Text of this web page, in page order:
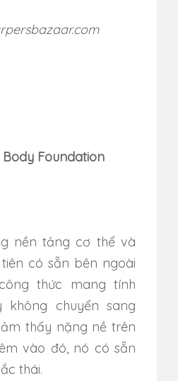
Foundation
nền tảng cơ thể và
có sẵn bên ngoài
thức mang tính
không chuyển sang
thấy nặng nề trên
vào đó, nó có sẵn
thái.